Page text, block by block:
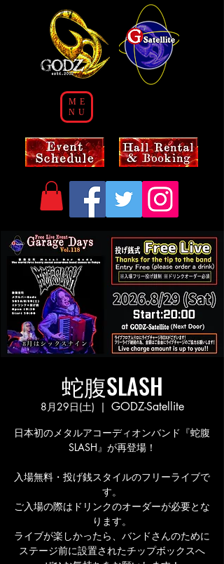
ME
NU
蛇腹SLASH
8月29日(土)
  |
GODZ-Satellite
日本初のメタルアコーディオンバンド『蛇腹
SLASH』が再登場！
入場無料・投げ銭スタイルのフリーライブで
す。
ご入場の際はドリンクのオーダーが必要とな
ります。
ライブが楽しかったら、バンドさんのために
ステージ前に設置されたチップボックスへ